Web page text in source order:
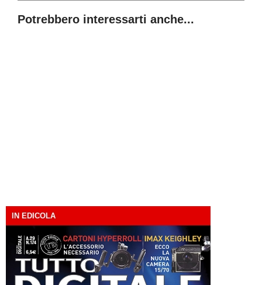
Potrebbero interessarti anche...
IN EDICOLA